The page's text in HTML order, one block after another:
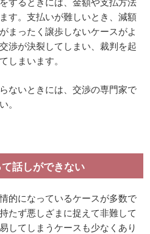
す。支払いが難しいとき、減額
まったく譲歩しないケースがよ
渉が決裂してしまい、裁判を起
しまいます。
ないときには、交渉の専門家で
。
話しができない
的になっているケースが多数で
たず悪しざまに捉えて非難して
してしまうケースも少なくあり